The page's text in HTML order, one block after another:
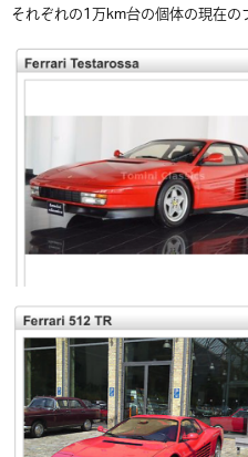
それぞれの1万km台の個体の現在の